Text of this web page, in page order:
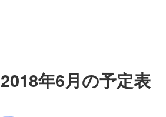
2018年6月の予定表